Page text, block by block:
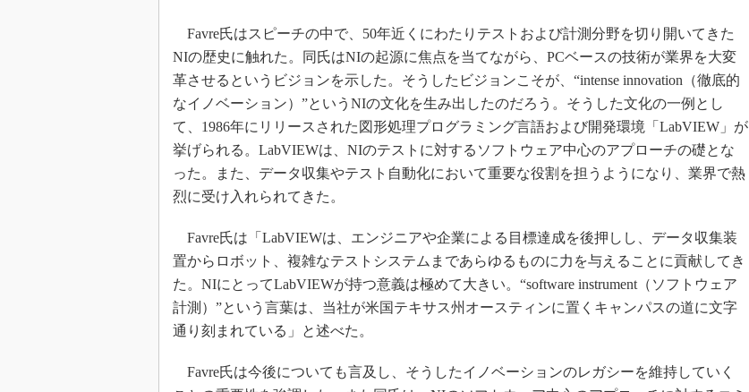
Favre氏はスピーチの中で、50年近くにわたりテストおよび計測分野を切り開いてきた
NIの歴史に触れた。同氏はNIの起源に焦点を当てながら、PCベースの技術が業界を大変
革させるというビジョンを示した。そうしたビジョンこそが、“intense innovation（徹底的
なイノベーション）”というNIの文化を生み出したのだろう。そうした文化の一例とし
て、1986年にリリースされた図形処理プログラミング言語および開発環境「LabVIEW」が
挙げられる。LabVIEWは、NIのテストに対するソフトウェア中心のアプローチの礎とな
った。また、データ収集やテスト自動化において重要な役割を担うようになり、業界で熱
烈に受け入れられてきた。
Favre氏は「LabVIEWは、エンジニアや企業による目標達成を後押しし、データ収集装
置からロボット、複雑なテストシステムまであらゆるものに力を与えることに貢献してき
た。NIにとってLabVIEWが持つ意義は極めて大きい。“software instrument（ソフトウェア
計測）”という言葉は、当社が米国テキサス州オースティンに置くキャンパスの道に文字
通り刻まれている」と述べた。
Favre氏は今後についても言及し、そうしたイノベーションのレガシーを維持していく